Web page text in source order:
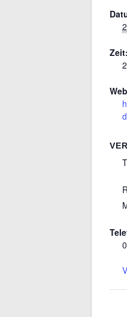
Zeit: